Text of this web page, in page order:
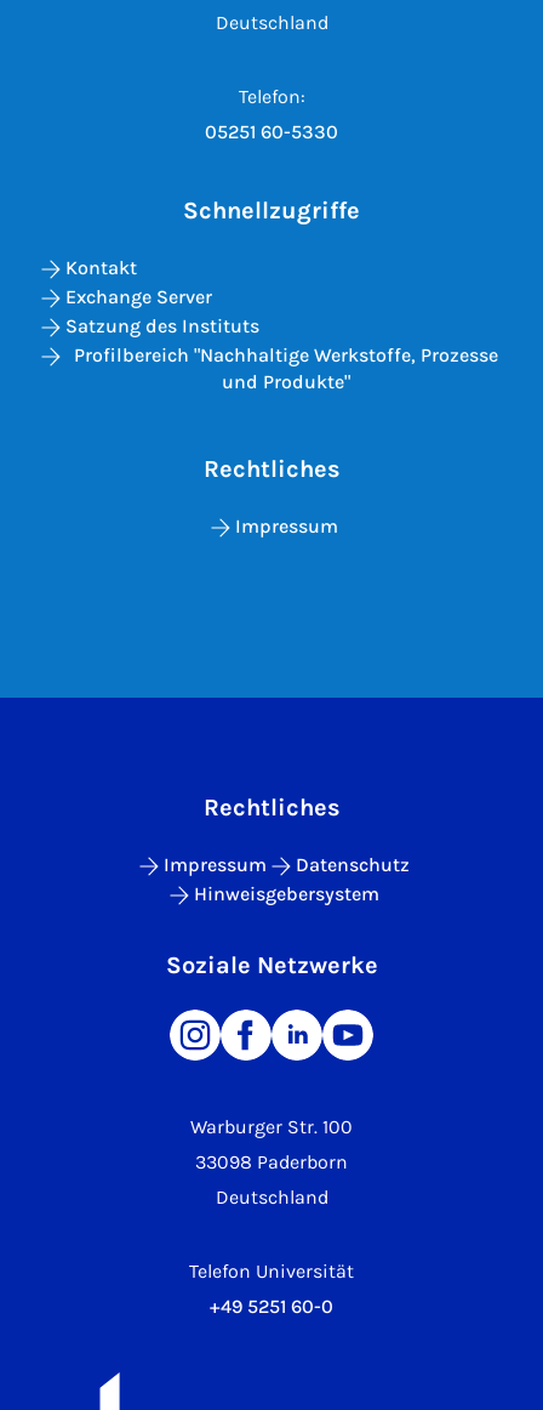
Deutschland
Telefon:
05251 60-5330
Schnellzugriffe
Kontakt
Exchange Server
Satzung des Instituts
Profilbereich "Nachhaltige Werkstoffe, Prozesse
und Produkte"
Rechtliches
Impressum
Warburger Str. 100
33098 Paderborn
Deutschland
Telefon Universität
+49 5251 60-0
Rechtliches
Impressum
Datenschutz
Hinweisgebersystem
Soziale Netzwerke